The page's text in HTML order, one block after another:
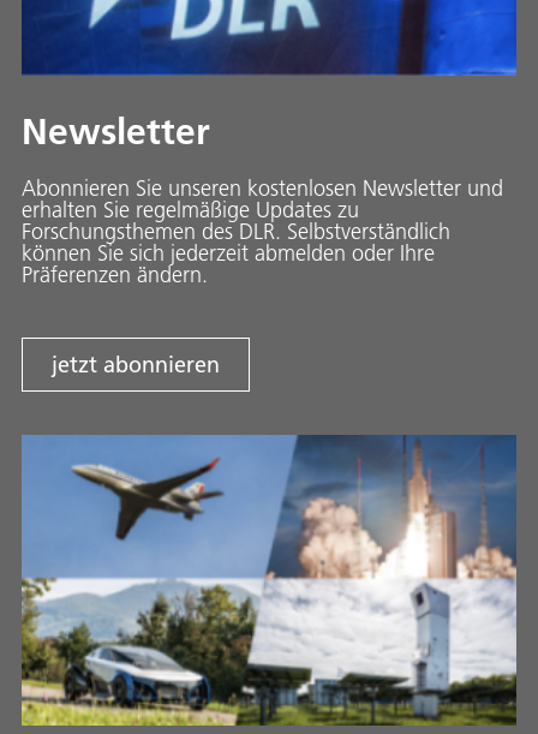
Newsletter
Abonnieren Sie unseren kostenlosen Newsletter und
erhalten Sie regelmäßige Updates zu
Forschungsthemen des DLR. Selbstverständlich
können Sie sich jederzeit abmelden oder Ihre
Präferenzen ändern.
jetzt abonnieren